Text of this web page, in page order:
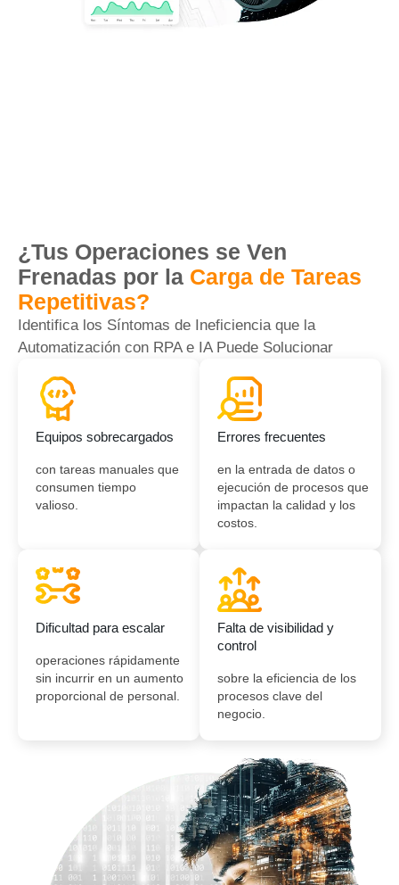
¿Tus Operaciones se Ven
Frenadas por la Carga de Tareas
Repetitivas?
Identifica los Síntomas de Ineficiencia que la
Automatización con RPA e IA Puede Solucionar
Equipos sobrecargados
con tareas manuales que
consumen tiempo
valioso.
Errores frecuentes
en la entrada de datos o
ejecución de procesos que
impactan la calidad y los
costos.
Dificultad para escalar
operaciones rápidamente
sin incurrir en un aumento
proporcional de personal.
Falta de visibilidad y
control
sobre la eficiencia de los
procesos clave del
negocio.